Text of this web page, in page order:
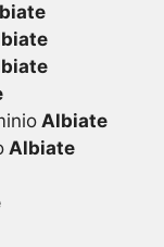
Albiate
Albiate